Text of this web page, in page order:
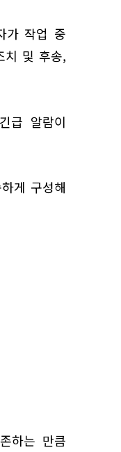
가 작업 중
치 및 후송,
급 알람이
게 구성해
하는 만큼